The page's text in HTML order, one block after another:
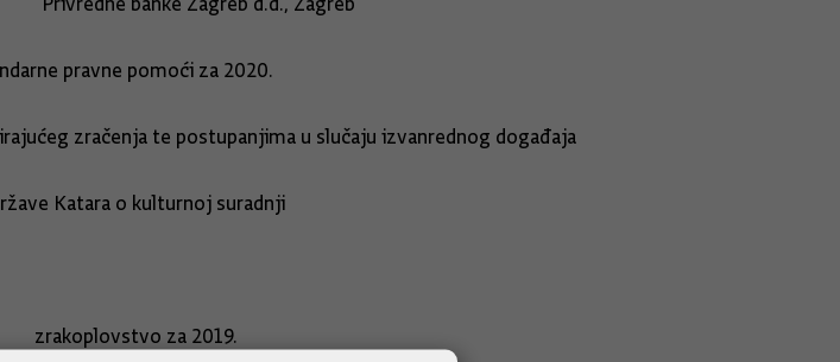
za pružanje sekundarne pravne pomoći za 2020.
zračenja te postupanjima u slučaju izvanrednog događaja
Države Katara o kulturnoj suradnji
agencije za civilno zrakoplovstvo za 2019.